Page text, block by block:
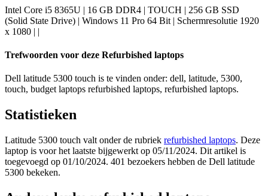
Intel Core i5 8365U | 16 GB DDR4 | TOUCH | 256 GB SSD
(Solid State Drive) | Windows 11 Pro 64 Bit | Schermresolutie 1920
x 1080 | |
Trefwoorden voor deze Refurbished laptops
Dell latitude 5300 touch is te vinden onder: dell, latitude, 5300,
touch, budget laptops refurbished laptops, refurbished laptops.
Statistieken
Latitude 5300 touch valt onder de rubriek refurbished laptops. Deze
laptop is voor het laatste bijgewerkt op 05/11/2024. Dit artikel is
toegevoegd op 01/10/2024. 401 bezoekers hebben de Dell latitude
5300 bekeken.